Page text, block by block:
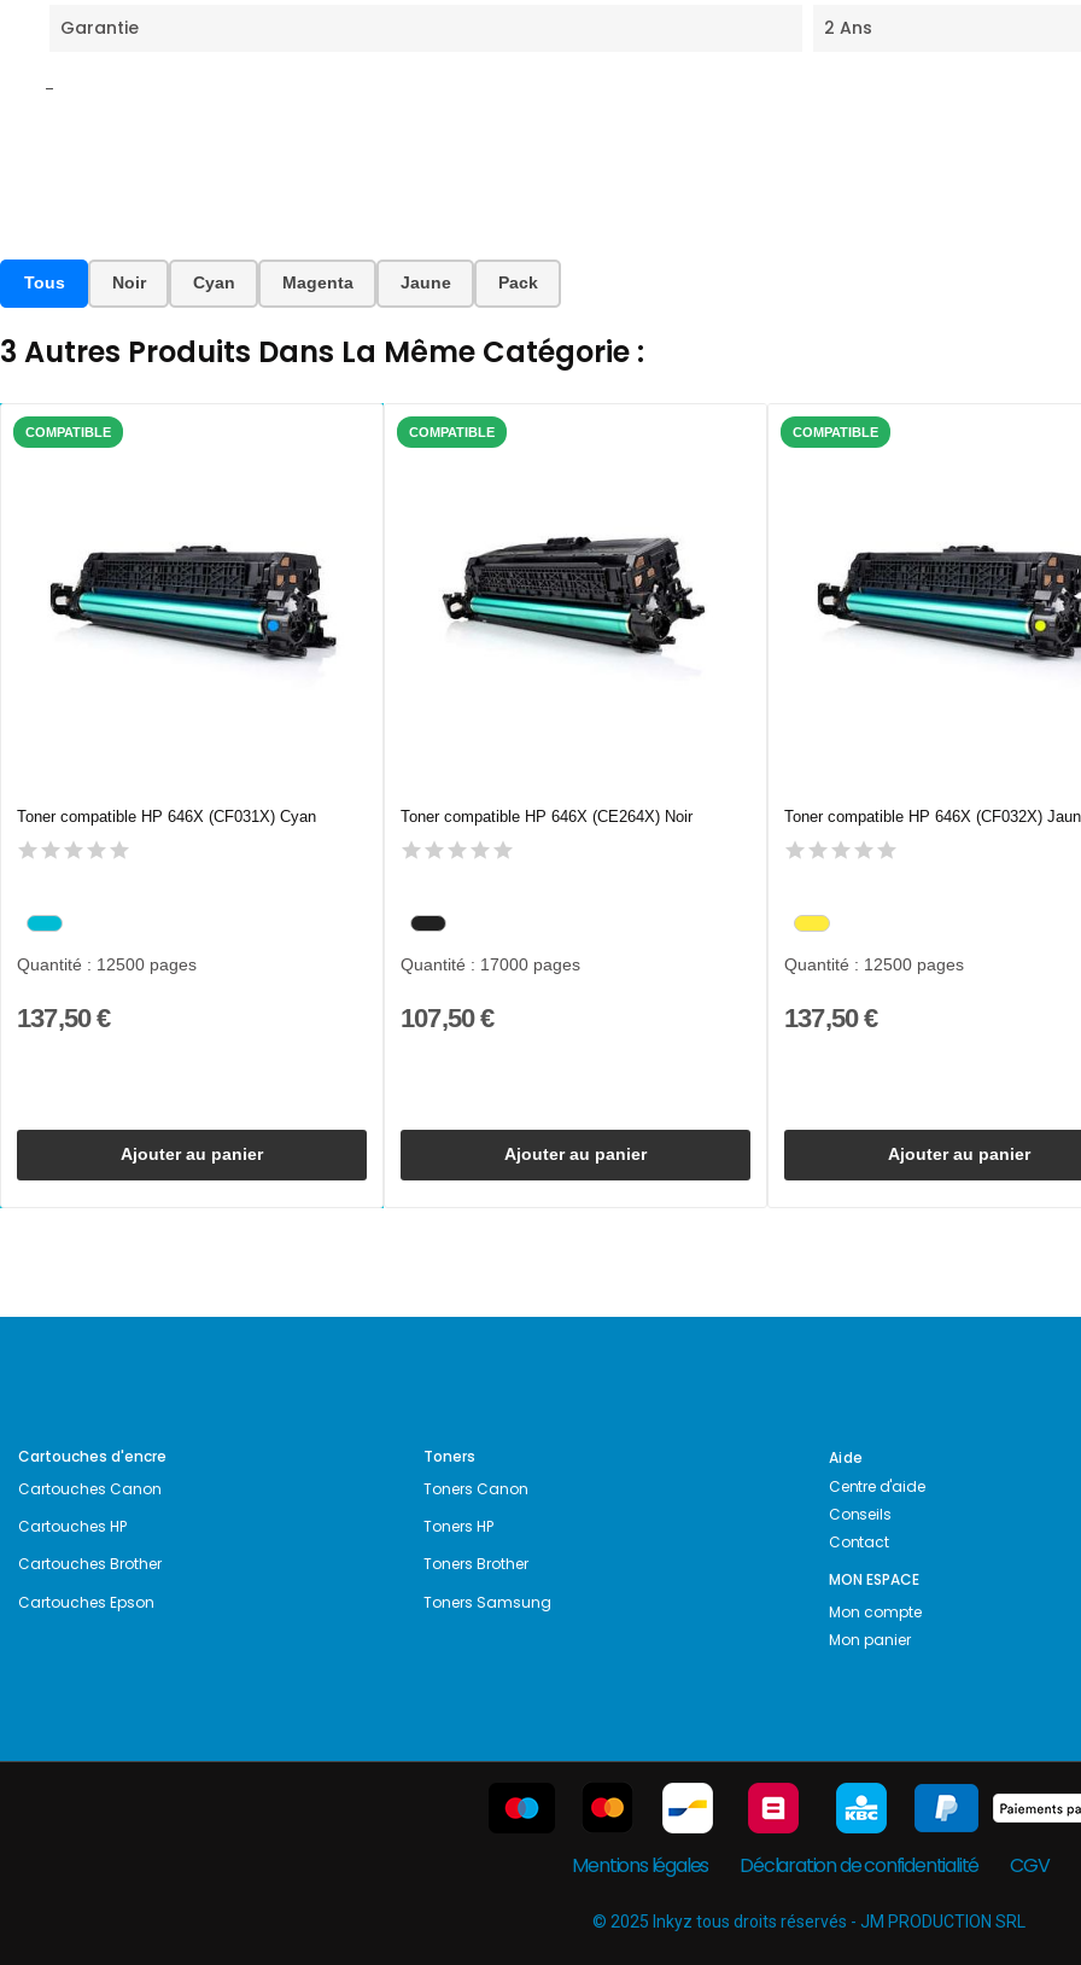
Garantie 2 Ans
-
Tous Noir Cyan Magenta Jaune Pack
3 Autres Produits Dans La Même Catégorie :
COMPATIBLE
Toner compatible HP 646X (CF031X) Cyan
Quantité : 12500 pages
137,50 €
Ajouter au panier
COMPATIBLE
Toner compatible HP 646X (CE264X) Noir
Quantité : 17000 pages
107,50 €
Ajouter au panier
COMPATIBLE
Toner compatible HP 646X (CF032X)
Quantité : 12500 pages
137,50 €
Ajouter au panier
Cartouches d'encre
Cartouches Canon
Cartouches HP
Cartouches Brother
Cartouches Epson
Toners
Toners Canon
Toners HP
Toners Brother
Toners Samsung
Aide
Centre d'aide
Conseils
Contact
MON ESPACE
Mon compte
Mon panier
Mentions légales Déclaration de confidentialité CGV
© 2025 Inkyz tous droits réservés - JM PRODUCTION SRL